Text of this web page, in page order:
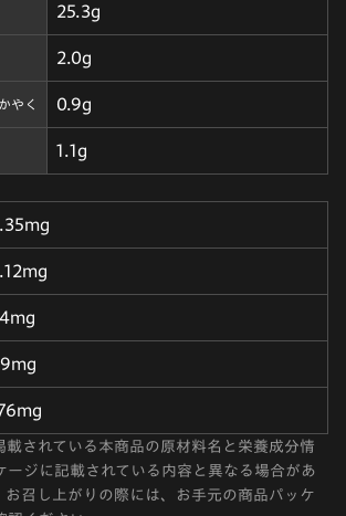
25.3g
2.0g
やく 0.9g
1.1g
載されている本商品の原材料名と栄養成分情
ージに記載されている内容と異なる場合があ
お召し上がりの際には、お手元の商品パッケ